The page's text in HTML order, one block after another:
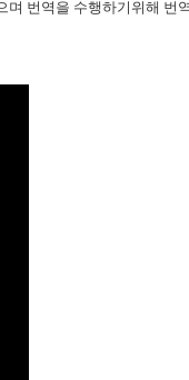
며 번역을 수행하기위해 번